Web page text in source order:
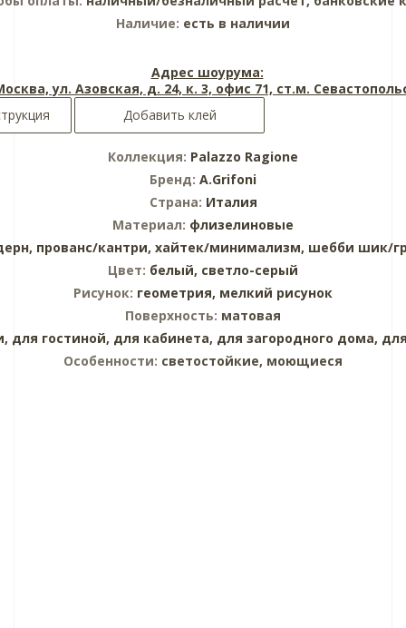
Наличие: есть в наличии
Адрес шоурума:
ул. Азовская, д. 24, к. 3, офис 71, ст.м.
Добавить клей
Коллекция: Palazzo Ragione
Бренд: A.Grifoni
Страна: Италия
Материал: флизелиновые
прованс/кантри, хайтек/минимализм, шебби шик/
Цвет: белый, светло-серый
Рисунок: геометрия, мелкий рисунок
Поверхность: матовая
для гостиной, для кабинета, для загородного дома,
Особенности: светостойкие, моющиеся